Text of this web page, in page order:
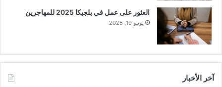
العثور على عمل في بلجيكا 2025 للمهاجرين
يونيو 19, 2025
آخر الأخبار